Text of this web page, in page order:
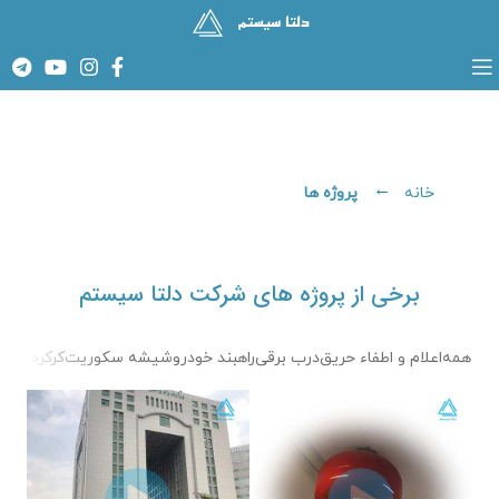
خانه پروژه ها
برخی از پروژه های شرکت دلتا سیستم
همهاعلام و اطفاء حریقدرب برقیراهبند خودروشیشه سکوریتکرکره